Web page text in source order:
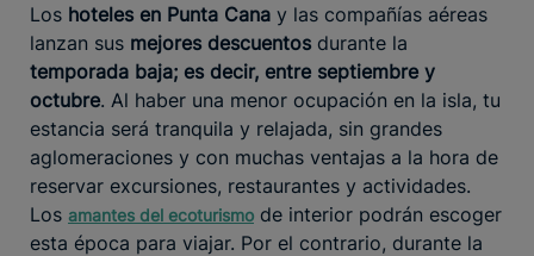
Los hoteles en Punta Cana y las compañías aéreas
lanzan sus mejores descuentos durante la
temporada baja; es decir, entre septiembre y
octubre. Al haber una menor ocupación en la isla, tu
estancia será tranquila y relajada, sin grandes
aglomeraciones y con muchas ventajas a la hora de
reservar excursiones, restaurantes y actividades.
Los amantes del ecoturismo de interior podrán escoger
esta época para viajar. Por el contrario, durante la